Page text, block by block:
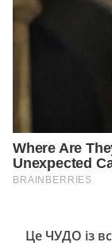
Це ЧУДО із